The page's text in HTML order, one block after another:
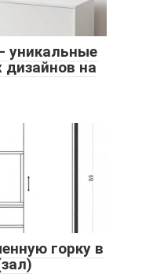
уникальные
дизайнов на
горку в